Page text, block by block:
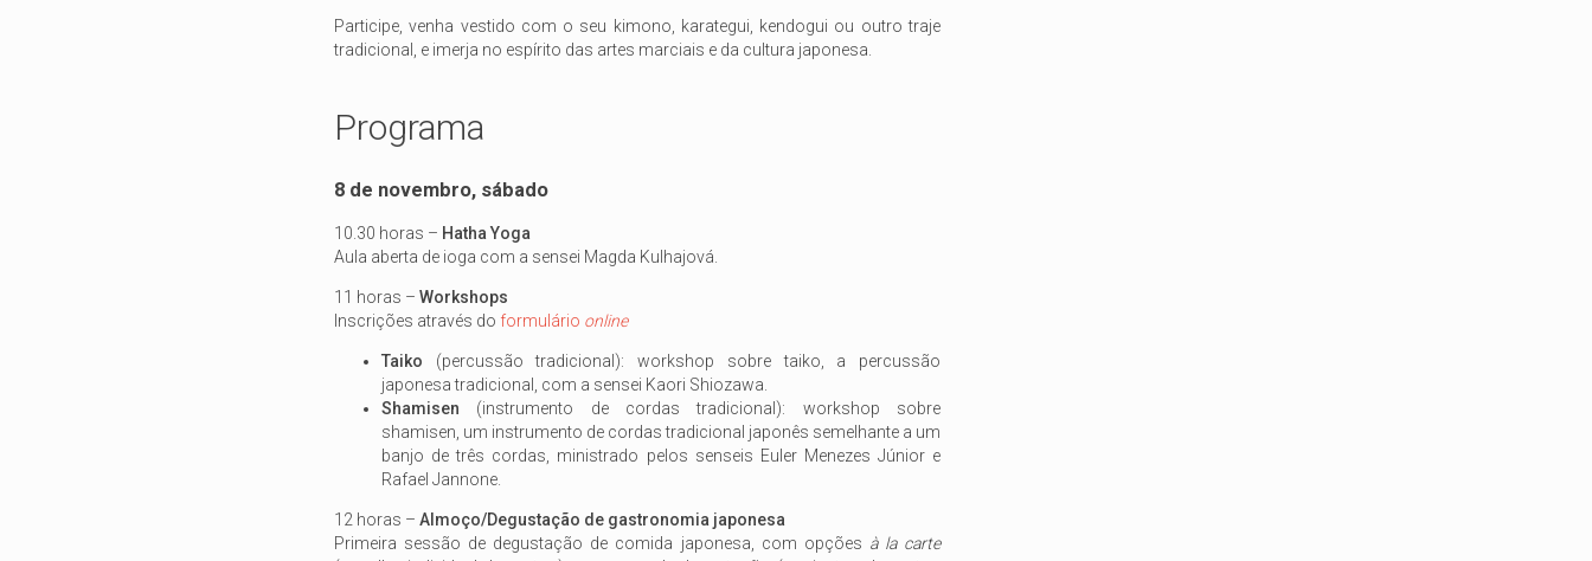
Participe, venha vestido com o seu kimono, karategui, kendogui ou outro traje
tradicional, e imerja no espírito das artes marciais e da cultura japonesa.
Programa
8 de novembro, sábado
10.30 horas – Hatha Yoga
Aula aberta de ioga com a sensei Magda Kulhajová.
11 horas – Workshops
Inscrições através do formulário online
Taiko (percussão tradicional): workshop sobre taiko, a percussão
japonesa tradicional, com a sensei Kaori Shiozawa.
Shamisen (instrumento de cordas tradicional): workshop sobre
shamisen, um instrumento de cordas tradicional japonês semelhante a um
banjo de três cordas, ministrado pelos senseis Euler Menezes Júnior e
Rafael Jannone.
12 horas – Almoço/Degustação de gastronomia japonesa
Primeira sessão de degustação de comida japonesa, com opções à la carte